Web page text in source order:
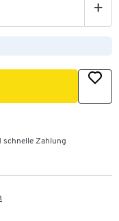
+
schnelle Zahlung